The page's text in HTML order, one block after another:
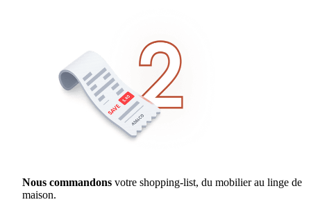
Nous commandons votre shopping-list, du mobilier au linge de
maison.